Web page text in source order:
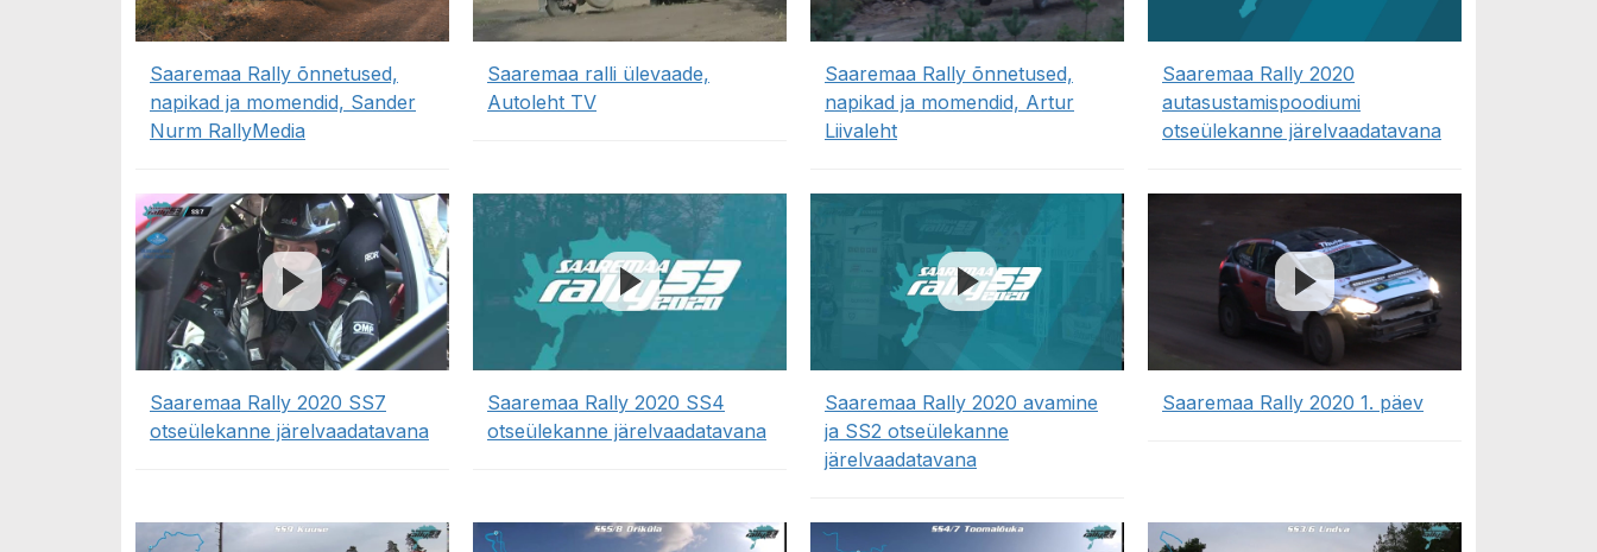
Saaremaa Rally õnnetused,
napikad ja momendid, Sander
Nurm RallyMedia
Saaremaa ralli ülevaade,
Autoleht TV
Saaremaa Rally õnnetused,
napikad ja momendid, Artur
Liivaleht
Saaremaa Rally 2020
autasustamispoodiumi
otseülekanne järelvaadatavana
Saaremaa Rally 2020 SS7
otseülekanne järelvaadatavana
Saaremaa Rally 2020 SS4
otseülekanne järelvaadatavana
Saaremaa Rally 2020 avamine
ja SS2 otseülekanne
järelvaadatavana
Saaremaa Rally 2020 1. päev